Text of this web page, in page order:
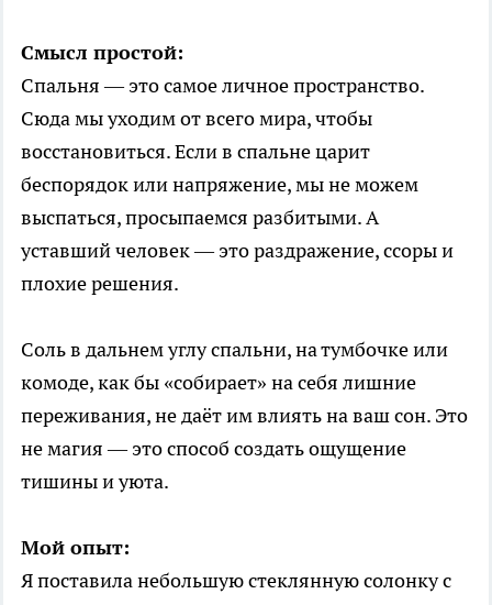
Смысл простой:
Спальня — это самое личное пространство.
Сюда мы уходим от всего мира, чтобы
восстановиться. Если в спальне царит
беспорядок или напряжение, мы не можем
выспаться, просыпаемся разбитыми. А
уставший человек — это раздражение, ссоры и
плохие решения.
Соль в дальнем углу спальни, на тумбочке или
комоде, как бы «собирает» на себя лишние
переживания, не даёт им влиять на ваш сон. Это
не магия — это способ создать ощущение
тишины и уюта.
Мой опыт:
Я поставила небольшую стеклянную солонку с